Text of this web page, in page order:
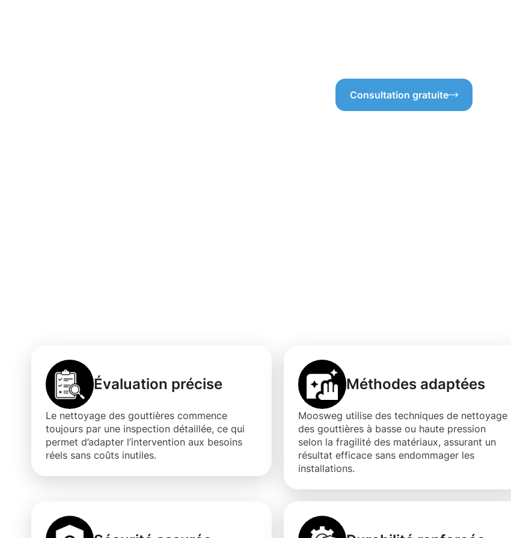
Consultation gratuite
Évaluation précise
Le nettoyage des gouttières commence
toujours par une inspection détaillée, ce qui
permet d’adapter l’intervention aux besoins
réels sans coûts inutiles.
Méthodes adaptées
Moosweg utilise des techniques de nettoyage
des gouttières à basse ou haute pression
selon la fragilité des matériaux, assurant un
résultat efficace sans endommager les
installations.